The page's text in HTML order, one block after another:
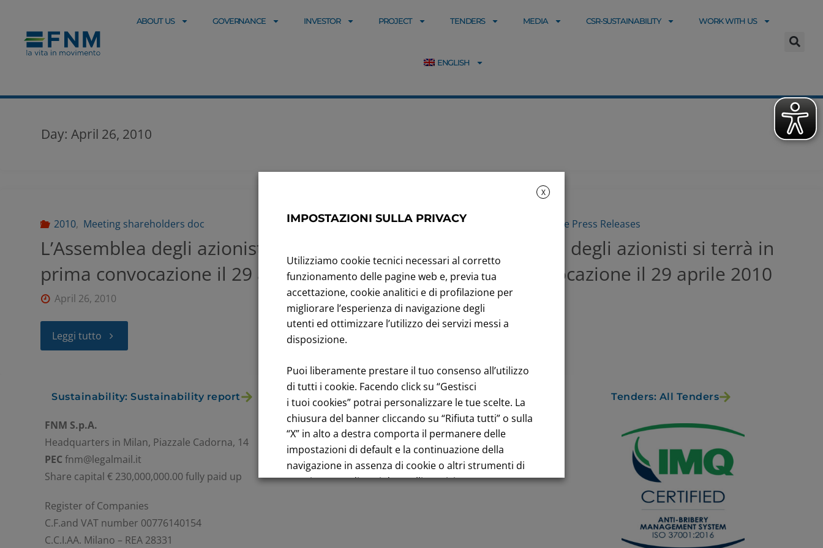
ABOUT US GOVERNANCE INVESTOR PROJECT TENDERS MEDIA CSR-SUSTAINABILITY WORK WITH US
ENGLISH
Day:April 26, 2010
2010, Meeting shareholders doc
L’Assemblea degli azionisti si terrà in
prima convocazione il 29 aprile 2010
April 26, 2010
Leggi tutto
Price Sensitive Press Releases
L’Assemblea degli azionisti si terrà in
prima convocazione il 29 aprile 2010
April 26, 2010
Sustainability: Sustainability report Title performance: On the stock Exchange Tenders: All Tenders
FNM S.p.A.
Headquarters in Milan, Piazzale Cadorna, 14
PECfnm@legalmail.it
Share capital € 230,000,000.00 fully paid up
Register of Companies
C.F.and VAT number 00776140154
C.C.I.AA. Milano – REA 28331
English
X
IMPOSTAZIONI SULLA PRIVACY
Utilizziamo cookie tecnici necessari al corretto
funzionamento delle pagine web e, previa tua
accettazione, cookie analitici e di profilazione per
migliorare l’esperienza di navigazione degli
utenti ed ottimizzare l’utilizzo dei servizi messi a
disposizione.
Puoi liberamente prestare il tuo consenso all’utilizzo
di tutti i cookie. Facendo click su “Gestisci
i tuoi cookies” potrai personalizzare le tue scelte. La
chiusura del banner cliccando su “Rifiuta tutti” o sulla
“X” in alto a destra comporta il permanere delle
impostazioni di default e la continuazione della
navigazione in assenza di cookie o altri strumenti di
tracciamento diversi da quelli tecnici.